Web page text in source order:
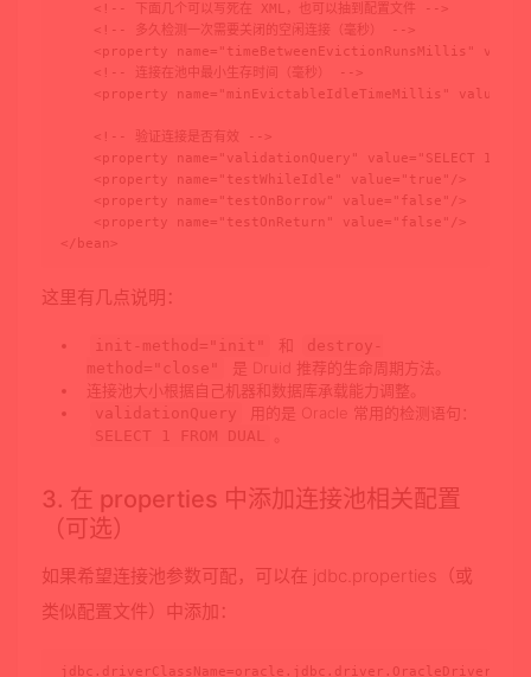
    <!-- 下面几个可以写死在 XML，也可以抽到配置文件 -->
    <!-- 多久检测一次需要关闭的空闲连接（毫秒） -->
<property name="timeBetweenEvictionRunsMillis"
    <!-- 连接在池中最小生存时间（毫秒） -->
<property name="minEvictableIdleTimeMillis"
    <!-- 验证连接是否有效 -->
<property name="validationQuery" value="SELECT 1
    <property name="testWhileIdle" value="true"/>
    <property name="testOnBorrow" value="false"/>
    <property name="testOnReturn" value="false"/>
</bean>
这里有几点说明：
init-method="init" 和
destroy-
method="close"
是 Druid 推荐的生命周期方法。
连接池大小根据自己机器和数据库承载能力调整。
validationQuery 用的是 Oracle 常用的检测语句：
SELECT 1 FROM DUAL
3. 在 properties 中添加连接池相关配置
（可选）
如果希望连接池参数可配，可以在 jdbc.properties （或
类似配置文件）中添加：
jdbc.driverClassName=oracle.jdbc.driver.OracleDriver